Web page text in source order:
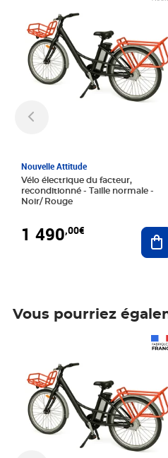
Nouvelle Attitude
Vélo électrique du facteur,
reconditionné - Taille normale -
Noir/ Rouge
1 490,00€
Vous pourriez